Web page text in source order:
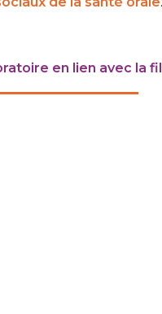
en lien avec la